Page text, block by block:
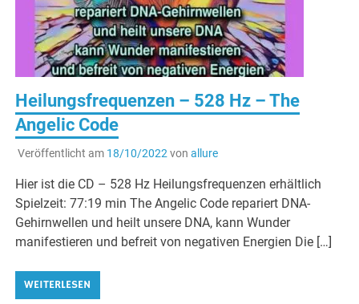
Heilungsfrequenzen – 528 Hz – The
Angelic Code
Veröffentlicht am 18/10/2022 von allure
Hier ist die CD – 528 Hz Heilungsfrequenzen erhältlich
Spielzeit: 77:19 min The Angelic Code repariert DNA-
Gehirnwellen und heilt unsere DNA, kann Wunder
manifestieren und befreit von negativen Energien Die […]
WEITERLESEN